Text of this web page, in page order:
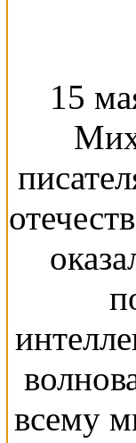
15
всему